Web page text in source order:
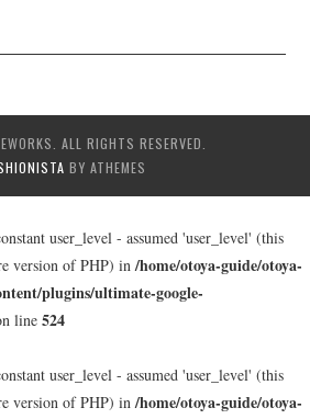
ALL RIGHTS RESERVED.
BY ATHEMES
user_level - assumed 'user_level' (this
version of PHP) in/home/otoya-guide/otoya-
plugins/ultimate-google-
line 524
user_level - assumed 'user_level' (this
version of PHP) in/home/otoya-guide/otoya-